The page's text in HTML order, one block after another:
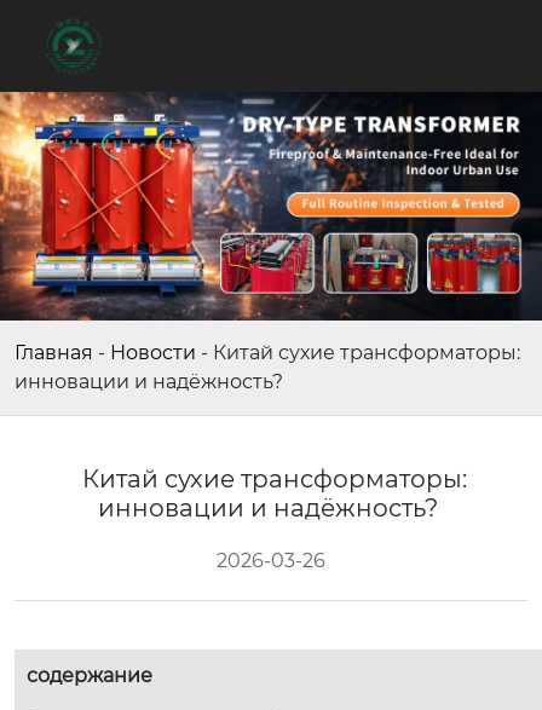
Главная - Новости - Китай сухие трансформаторы:
инновации и надёжность?
Китай сухие трансформаторы:
инновации и надёжность?
2026-03-26
содержание